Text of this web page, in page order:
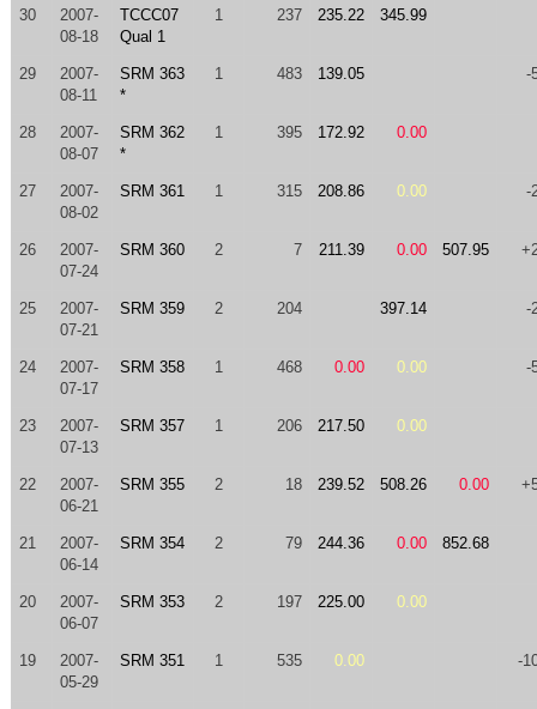
30
2007-
08-18
TCCC07
Qual 1
1 237 235.22 345.99
29
2007-
08-11
SRM 363
*
1 483 139.05 -
28
2007-
08-07
SRM 362
*
1 395 172.92 0.00
27
2007-
08-02
SRM 361 1 315 208.86 0.00 -
26
2007-
07-24
SRM 360 2 7 211.39 0.00 507.95
25
2007-
07-21
SRM 359 2 204 397.14 -
24
2007-
07-17
SRM 358 1 468 0.00 0.00 -
23
2007-
07-13
SRM 357 1 206 217.50 0.00
22
2007-
06-21
SRM 355 2 18 239.52 508.26 0.00
21
2007-
06-14
SRM 354 2 79 244.36 0.00 852.68
20
2007-
06-07
SRM 353 2 197 225.00 0.00
19
2007-
05-29
SRM 351 1 535 0.00 -